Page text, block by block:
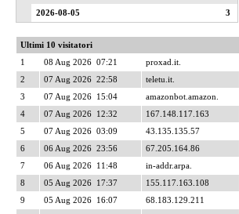
2026-08-05
3
Ultimi 10 visitatori
1
08 Aug 2026 07:21 proxad.it.
2
07 Aug 2026 22:58 teletu.it.
3
07 Aug 2026 15:04 amazonbot.amazon.
4
07 Aug 2026 12:32 167.148.117.163
5
07 Aug 2026 03:09 43.135.135.57
6
06 Aug 2026 23:56 67.205.164.86
7
06 Aug 2026 11:48 in-addr.arpa.
8
05 Aug 2026 17:37 155.117.163.108
9
05 Aug 2026 16:07 68.183.129.211